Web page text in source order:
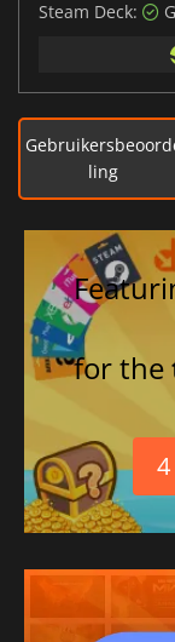
Steam Deck:
ling
for the